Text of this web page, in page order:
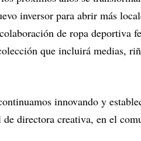
inversor para abrir más
de ropa deportiva
que incluirá medias,
innovando y
directora creativa, en el